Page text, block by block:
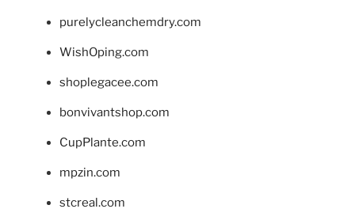
purelycleanchemdry.com
WishOping.com
shoplegacee.com
bonvivantshop.com
CupPlante.com
mpzin.com
stcreal.com